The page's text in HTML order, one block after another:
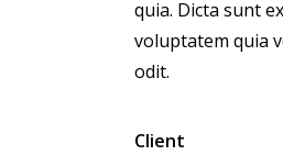
quia. Dicta sunt
voluptatem quia
odit.
Client